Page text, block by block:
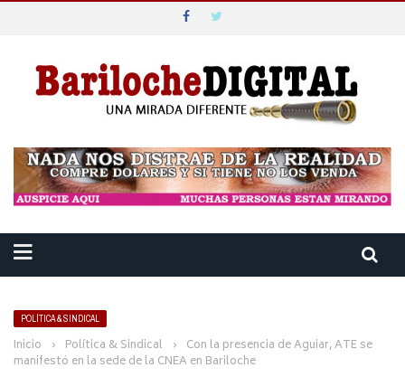
POLÍTICA & SINDICAL
Inicio › Política & Sindical › Con la presencia de Aguiar, ATE se
manifestó en la sede de la CNEA en Bariloche